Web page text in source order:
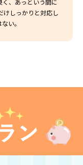
けしっかりと対応し
い。